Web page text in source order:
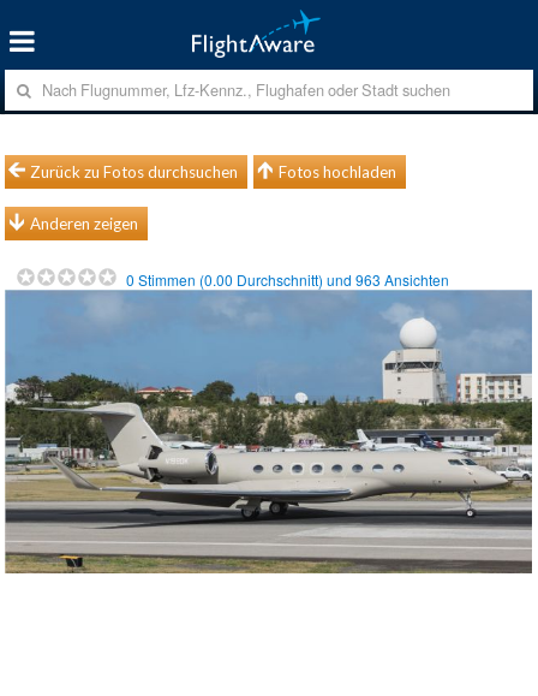
Zurück zu Fotos durchsuchen Fotos hochladen
Anderen zeigen
0 Stimmen (0.00 Durchschnitt) und963 Ansichten